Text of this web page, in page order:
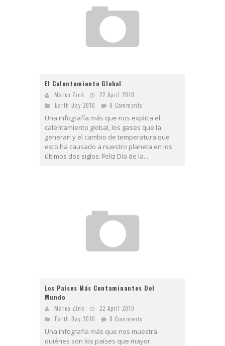
El Calentamiento Global
Marco Zink
22 April 2010
Earth Day 2010
0 Comments
Una infografía más que nos explica el
calentamiento global, los gases que la
generan y el cambio de temperatura que
esto ha causado a nuestro planeta en los
últimos dos siglos. Feliz Día de la...
Los Países Más Contaminantes Del
Mundo
Marco Zink
22 April 2010
Earth Day 2010
0 Comments
Una infografía más que nos muestra
quiénes son los países que mayor